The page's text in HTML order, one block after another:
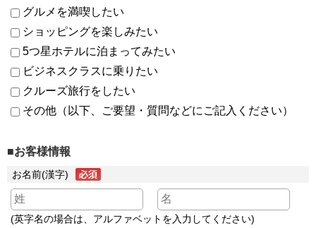
グルメを満喫したい
ショッピングを楽しみたい
5つ星ホテルに泊まってみたい
ビジネスクラスに乗りたい
クルーズ旅行をしたい
その他（以下、ご要望・質問などにご記入ください）
■お客様情報
お名前(漢字)
(英字名の場合は、アルファベットを入力してください)